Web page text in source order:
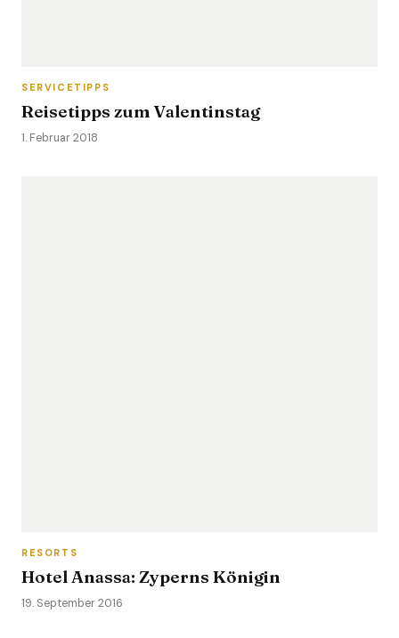
SERVICETIPPS
Reisetipps zum Valentinstag
1. Februar 2018
RESORTS
Hotel Anassa: Zyperns Königin
19. September 2016